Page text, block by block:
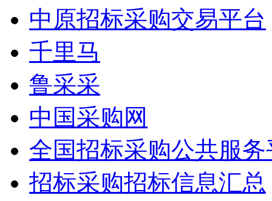
中原招标采购交易平台
千里马
鲁采采
中国采购网
全国招标采购公共服务
招标采购招标信息汇总